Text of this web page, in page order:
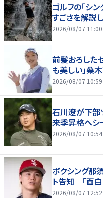
ゴルフの「シ
すごさを解説し
2026/08/07 11:00
前髪おろした
も美しい」桑
2026/08/07 10:59
石川遼が下部
来季昇格へシ
2026/08/07 10:54
ボクシング那
ト告知 「面白
2026/08/07 12:52